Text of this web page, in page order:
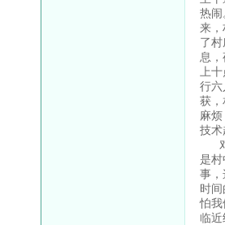
热
来
了
息
上
行
获
麻
技术
对
是
事
时
怕
临